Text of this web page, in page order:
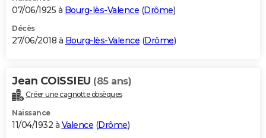
07/06/1925 à Bourg-lès-Valence (Drôme)
Décès
27/06/2018 à Bourg-lès-Valence (Drôme)
Jean COISSIEU (85 ans)
Créer une cagnotte obsèques
Naissance
11/04/1932 à Valence (Drôme)